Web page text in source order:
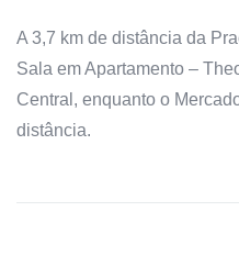
A 3,7 km de distância da
Sala em Apartamento –
Central, enquanto o
distância.